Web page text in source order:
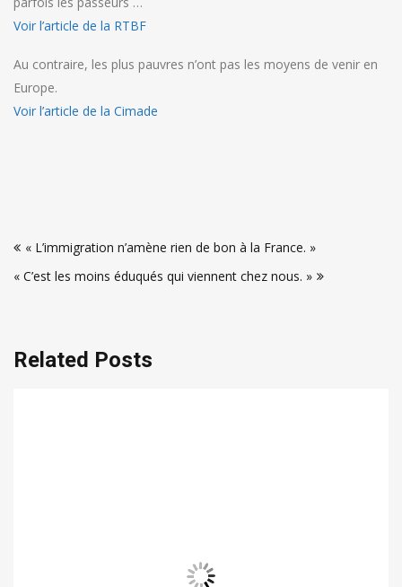
Voir l’article de la RTBF
Au contraire, les plus pauvres n’ont pas les moyens de venir en
Europe.
Voir l’article de la Cimade
de
l’article
« L’immigration n’amène rien de bon à la France. »
« C’est les moins éduqués qui viennent chez nous. »
Related Posts